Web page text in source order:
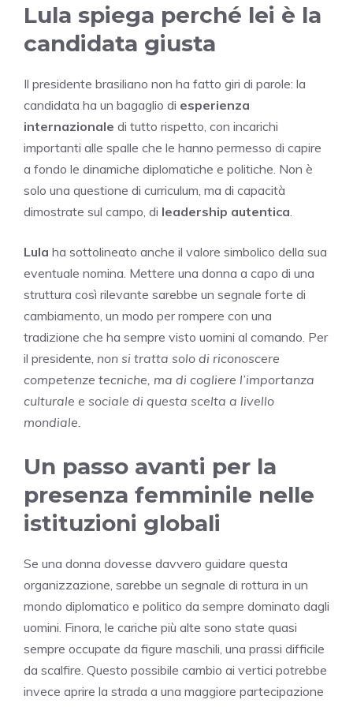
Lula spiega perché lei è la
candidata giusta
Il presidente brasiliano non ha fatto giri di parole: la
candidata ha un bagaglio di esperienza
internazionale di tutto rispetto, con incarichi
importanti alle spalle che le hanno permesso di capire
a fondo le dinamiche diplomatiche e politiche. Non è
solo una questione di curriculum, ma di capacità
dimostrate sul campo, di leadership autentica
Lula ha sottolineato anche il valore simbolico della sua
eventuale nomina. Mettere una donna a capo di una
struttura così rilevante sarebbe un segnale forte di
cambiamento, un modo per rompere con una
tradizione che ha sempre visto uomini al comando. Per
il presidente, non si tratta solo di riconoscere
competenze tecniche, ma di cogliere l’importanza
culturale e sociale di questa scelta a livello
mondiale.
Un passo avanti per la
presenza femminile nelle
istituzioni globali
Se una donna dovesse davvero guidare questa
organizzazione, sarebbe un segnale di rottura in un
mondo diplomatico e politico da sempre dominato dagli
uomini. Finora, le cariche più alte sono state quasi
sempre occupate da figure maschili, una prassi difficile
da scalfire. Questo possibile cambio ai vertici potrebbe
invece aprire la strada a una maggiore partecipazione